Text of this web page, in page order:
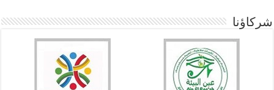
شركاؤنا